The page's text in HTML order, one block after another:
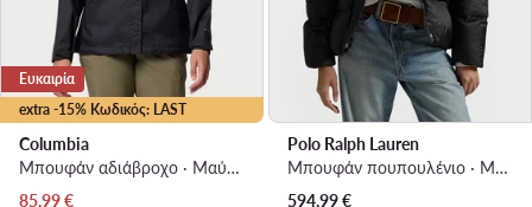
extra -15% Κωδικός: LAST
Ευκαιρία
Columbia
Μπουφάν αδιάβροχο · Μαύρο
Τρέχουσα τιμή
85,99€
Polo Ralph Lauren
Μπουφάν πουπουλένιο · Μαύρο
594,99€